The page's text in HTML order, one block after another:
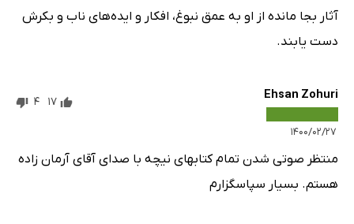
آثار بجا مانده از او به عمق نبوغ، افکار و ایده‌های ناب و بکرش
دست یابند.
Ehsan Zohuri
۱۴۰۰/۰۲/۲۷
17
4
منتظر صوتی شدن تمام کتابهای نیچه با صدای آقای آرمان زاده
هستم. بسیار سپاسگزارم